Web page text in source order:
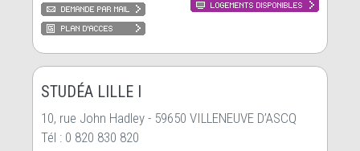
STUDÉA LILLE I
10, rue John Hadley - 59650 VILLENEUVE D’ASCQ
Tél : 0 820 830 820